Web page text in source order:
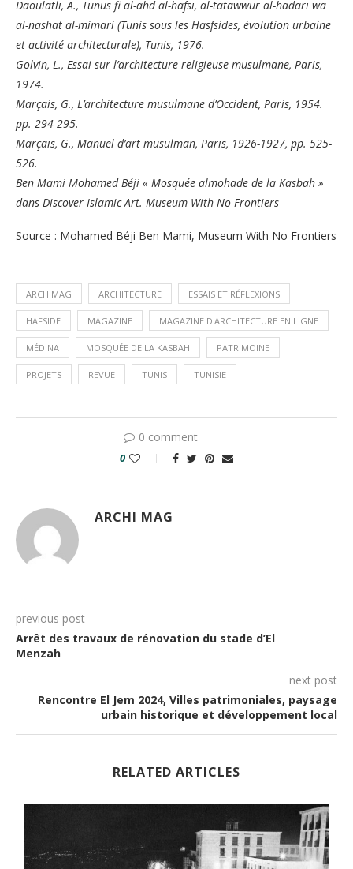
Daoulatli, A., Tunus fi al-ahd al-hafsi, al-tatawwur al-hadari wa
al-nashat al-mimari (Tunis sous les Hasfsides, évolution urbaine
et activité architecturale), Tunis, 1976.
Golvin, L., Essai sur l’architecture religieuse musulmane, Paris,
1974.
Marçais, G., L’architecture musulmane d’Occident, Paris, 1954.
pp. 294-295.
Marçais, G., Manuel d’art musulman, Paris, 1926-1927, pp. 525-
526.
Ben Mami Mohamed Béji « Mosquée almohade de la Kasbah »
dans Discover Islamic Art. Museum With No Frontiers
Source : Mohamed Béji Ben Mami, Museum With No Frontiers
ARCHIMAG ARCHITECTURE ESSAIS ET RÉFLEXIONS
HAFSIDE MAGAZINE MAGAZINE D'ARCHITECTURE EN LIGNE
MÉDINA MOSQUÉE DE LA KASBAH PATRIMOINE
PROJETS REVUE TUNIS TUNISIE
0 comment
0
ARCHI MAG
previous post
Arrêt des travaux de rénovation du stade d’El
Menzah
next post
Rencontre El Jem 2024, Villes patrimoniales, paysage
urbain historique et développement local
RELATED ARTICLES